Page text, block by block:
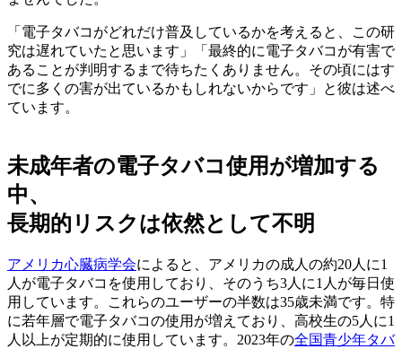
「電子タバコがどれだけ普及しているかを考えると、この研
究は遅れていたと思います」「最終的に電子タバコが有害で
あることが判明するまで待ちたくありません。その頃にはす
でに多くの害が出ているかもしれないからです」と彼は述べ
ています。
未成年者の電子タバコ使用が増加する
中、
長期的リスクは依然として不明
アメリカ心臓病学会によると、アメリカの成人の約20人に1
人が電子タバコを使用しており、そのうち3人に1人が毎日使
用しています。これらのユーザーの半数は35歳未満です。特
に若年層で電子タバコの使用が増えており、高校生の5人に1
人以上が定期的に使用しています。2023年の全国青少年タバ